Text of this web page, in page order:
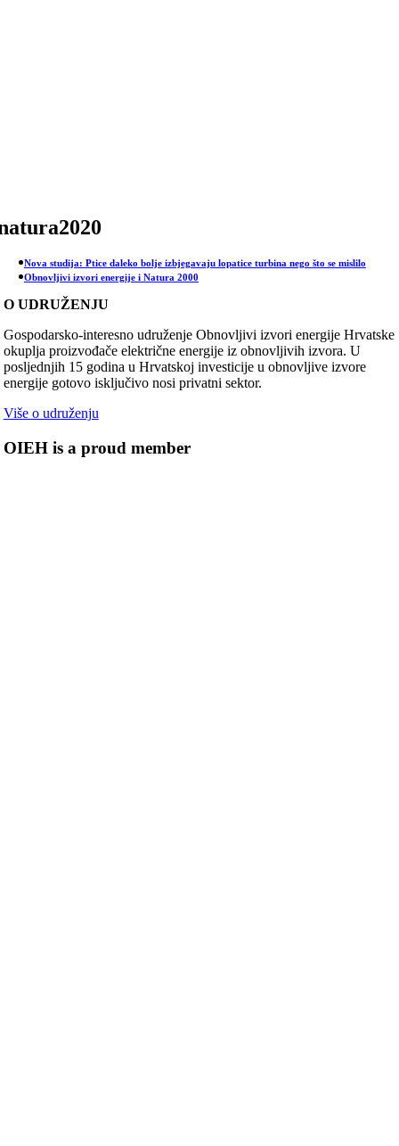
Nova studija: Ptice daleko bolje izbjegavaju lopatice turbina nego što se mislilo
Obnovljivi izvori energije i Natura 2000
O UDRUŽENJU
Gospodarsko-interesno udruženje Obnovljivi izvori energije Hrvatske
okuplja proizvođače električne energije iz obnovljivih izvora. U
posljednjih 15 godina u Hrvatskoj investicije u obnovljive izvore
energije gotovo isključivo nosi privatni sektor.
Više o udruženju
OIEH is a proud member